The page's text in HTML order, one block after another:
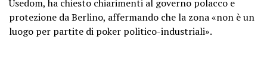
Usedom, ha chiesto chiarimenti al governo polacco e
protezione da Berlino, affermando che la zona «non è un
luogo per partite di poker politico-industriali».